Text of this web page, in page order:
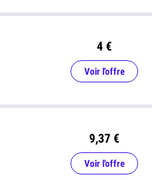
4 €
Voir l'offre
9,37 €
Voir l'offre